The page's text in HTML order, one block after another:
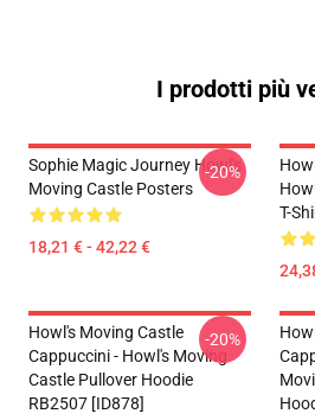
I prodotti più
Sophie Magic Journey Howl's
Moving Castle Posters
18,21 € - 42,22 €
-20%
T-
Howl's Moving Castle
Cappuccini - Howl's Moving
Castle Pullover Hoodie
RB2507 [ID878]
-20%